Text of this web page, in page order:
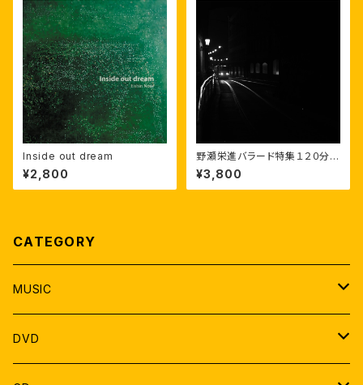
Inside out dream
¥2,800
野瀬栄進バラード特集１２０分•
EISHIN NOSE 120 minutes
of Ballad
¥3,800
CATEGORY
MUSIC
SOLO
DVD